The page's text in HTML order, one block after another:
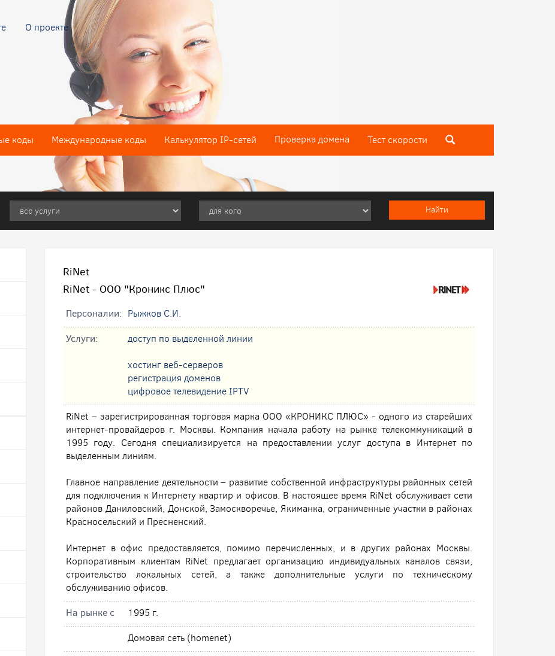
О проекте
коды Международные коды Калькулятор IP-сетей Проверка домена Тест скороcти
RiNet
RiNet - ООО "Кроникс Плюс"
Персоналии: Рыжков С.И.
Услуги:
доступ по выделенной линии
хостинг веб-серверов
регистрация доменов
цифровое телевидение IPTV
RiNet – зарегистрированная торговая марка ООО «КРОНИКС ПЛЮС» - одного из старейших
интернет-провайдеров г. Москвы. Компания начала работу на рынке телекоммуникаций в
1995 году. Сегодня специализируется на предоставлении услуг доступа в Интернет по
выделенным линиям.
Главное направление деятельности – развитие собственной инфраструктуры районных сетей
для подключения к Интернету квартир и офисов. В настоящее время RiNet обслуживает сети
районов Даниловский, Донской, Замоскворечье, Якиманка, ограниченные участки в районах
Красносельский и Пресненский.
Интернет в офис предоставляется, помимо перечисленных, и в других районах Москвы.
Корпоративным клиентам RiNet предлагает организацию индивидуальных каналов связи,
строительство локальных сетей, а также дополнительные услуги по техническому
обслуживанию офисов.
На рынке с
1995 г.
Домовая сеть (homenet)